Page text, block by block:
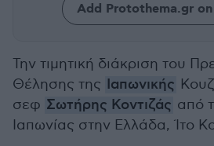
Add Protothema.gr
Την τιμητική διάκριση του
Θέλησης της Ιαπωνικής
σεφ Σωτήρης Κοντιζάς από
Ιαπωνίας στην Ελλάδα, Ίτο